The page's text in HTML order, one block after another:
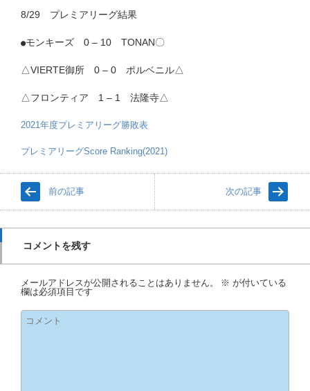
8/29 プレミアリーグ結果
●モンキーズ 0 – 10 TONAN〇
△VIERTE御所 0 – 0 ポルベニル△
△フロンティア 1 – 1 法隆寺△
2021年度プレミアリーグ勝敗表
プレミアリーグScore Ranking(2021)
前の記事 次の記事
コメントを残す
メールアドレスが公開されることはありません。 ※ が付いている
欄は必須項目です